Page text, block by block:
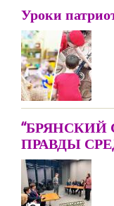
Уроки
“БРЯНСКИЙ
ПРАВДЫ